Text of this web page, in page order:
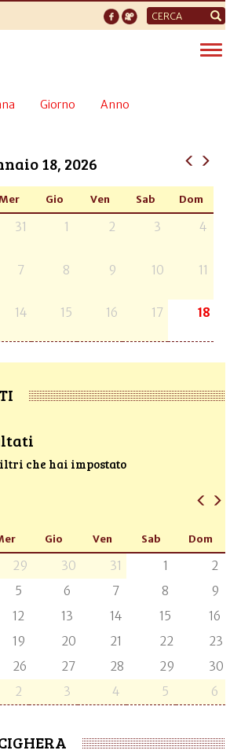
Form
di
ricerca
Giorno Anno
18, 2026
Gio Ven Sab Dom
31 1 2 3 4
7 8 9 10 11
14 15 16 17 18
che hai impostato
Gio Ven Sab Dom
29 30 31 1
2
5 6 7 8
9
12 13 14 15
16
19 20 21 22
23
26 27 28 29
30
2 3 4 5 6